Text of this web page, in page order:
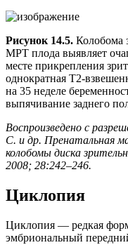
Рисунок 14.5. Колобома
МРТ плода выявляет
месте прикрепления
однократная Т2-
на 35 неделе
выпячивание заднего
Воспроизведено с
С. и др. Пренатальная
колобомы диска
2008; 28:242–246.
Циклопия
Циклопия — редкая
эмбриональный